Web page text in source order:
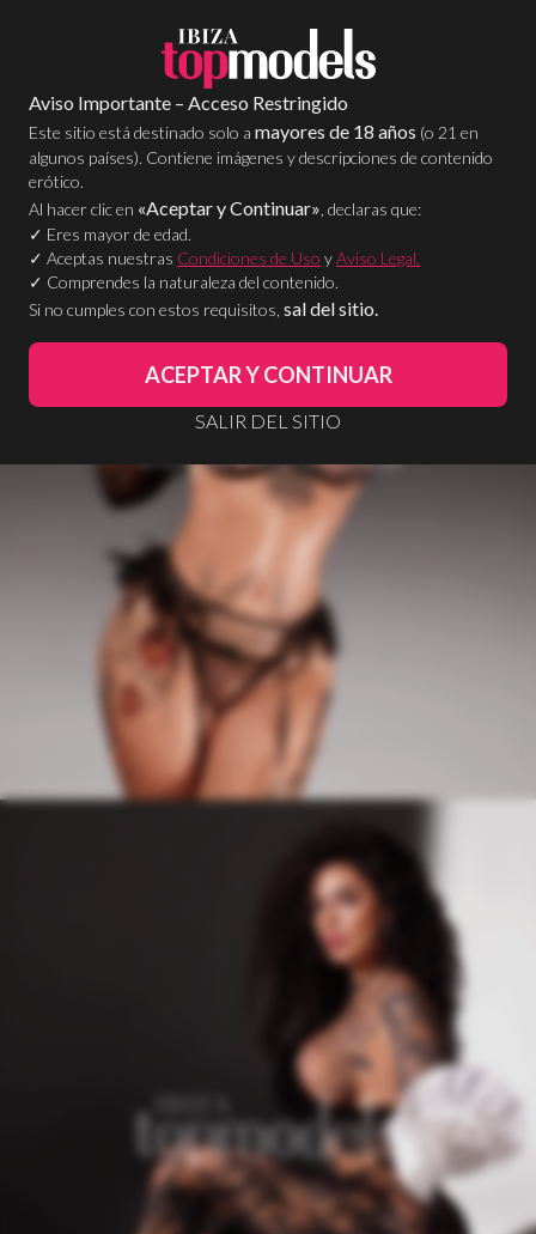
Aviso Importante – Acceso Restringido
Este sitio está destinado solo a mayores de 18 años (o 21 en
algunos países). Contiene imágenes y descripciones de contenido
erótico.
Al hacer clic en «Aceptar y Continuar» , declaras que:
✓ Eres mayor de edad.
✓ Aceptas nuestras Condiciones de Uso yAviso Legal.
✓ Comprendes la naturaleza del contenido.
Si no cumples con estos requisitos, sal del sitio.
ACEPTAR Y CONTINUAR
SALIR DEL SITIO